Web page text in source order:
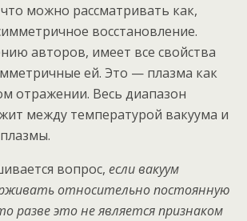
можно рассматривать как,
восстановление.
авторов, имеет все свойства
ей. Это — плазма как
отражении. Весь диапазон
между температурой вакуума и
вопрос, если вакуум
относительно постоянную
разве это не является признаком